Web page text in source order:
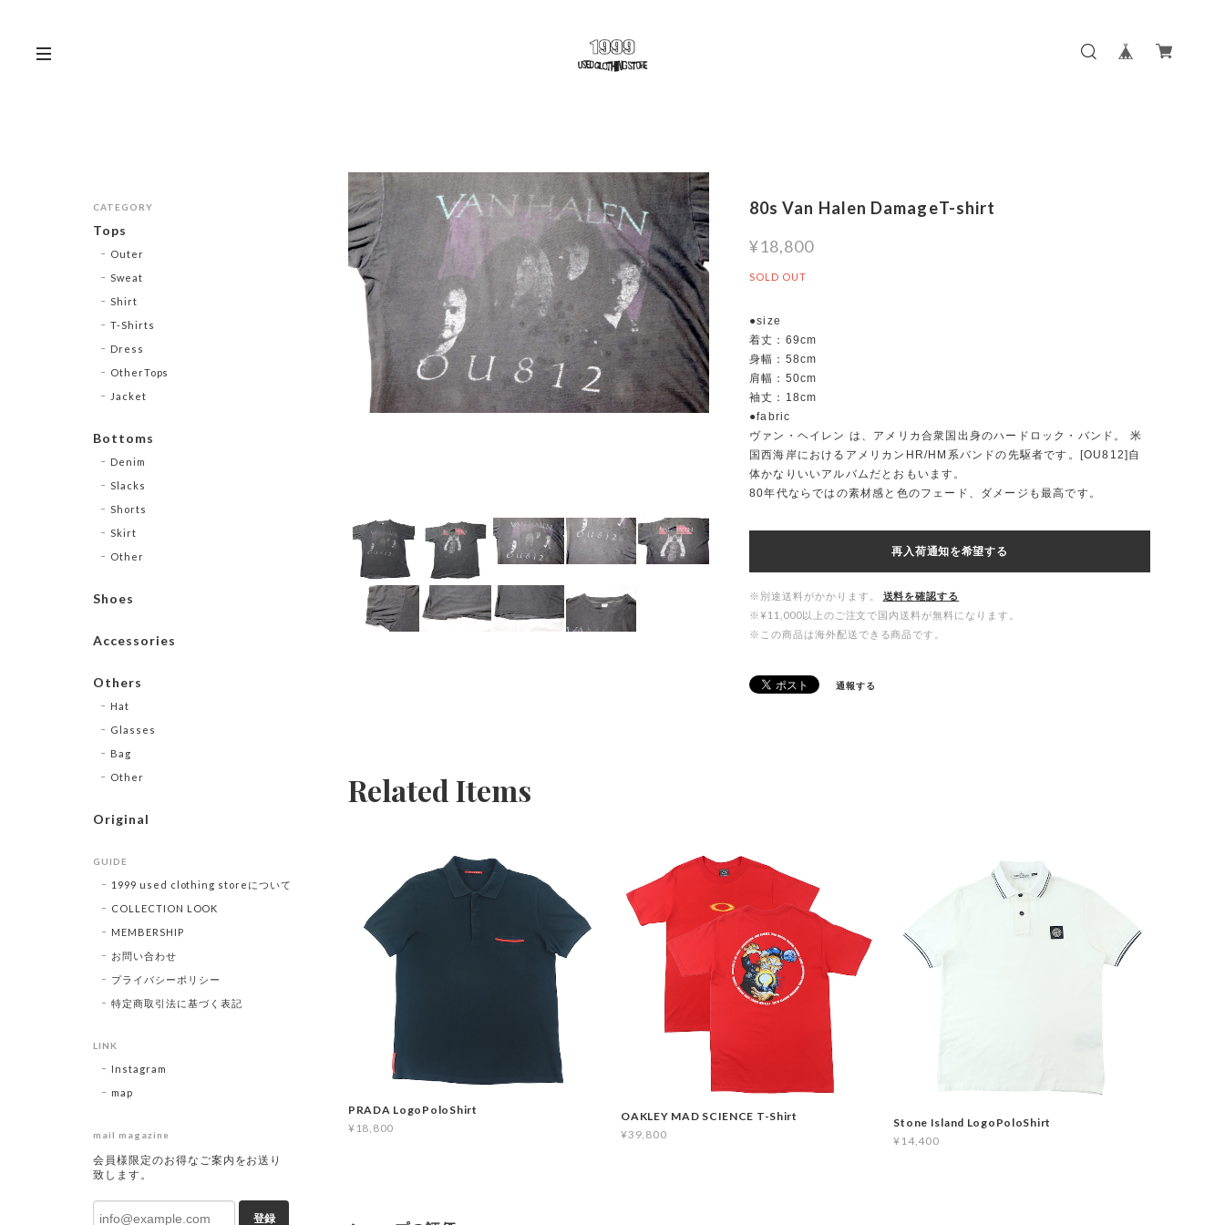
80s Van Halen DamageT-shirt
¥18,800
SOLD OUT
●size
着丈：69cm
身幅：58cm
肩幅：50cm
袖丈：18cm
●fabric
ヴァン・ヘイレン は、アメリカ合衆国出身のハードロック・バンド。 米
国西海岸におけるアメリカンHR/HM系バンドの先駆者です。[OU812]自
体かなりいいアルバムだとおもいます。
80年代ならではの素材感と色のフェード、ダメージも最高です。
再入荷通知を希望する
※別途送料がかかります。
送料を確認する
※¥11,000以上のご注文で国内送料が無料になります。
※この商品は海外配送できる商品です。
通報する
Related Items
PRADA LogoPoloShirt
¥18,800
OAKLEY MAD SCIENCE T-Shirt
¥39,800
Stone Island LogoPoloShirt
¥14,400
CATEGORY
Tops
Outer
Sweat
Shirt
T-Shirts
Dress
OtherTops
Jacket
Bottoms
Denim
Slacks
Shorts
Skirt
Other
Shoes
Accessories
Others
Hat
Glasses
Bag
Other
Original
GUIDE
1999 used clothing storeについて
COLLECTION LOOK
MEMBERSHIP
お問い合わせ
プライバシーポリシー
特定商取引法に基づく表記
LINK
Instagram
map
mail magazine
会員様限定のお得なご案内をお送り
致します。
登録